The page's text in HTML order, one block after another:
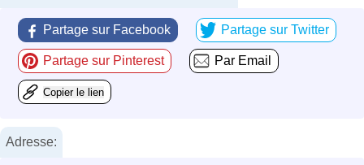
Partage sur Facebook Partage sur Twitter
Partage sur Pinterest Par Email
Copier le lien
Adresse: